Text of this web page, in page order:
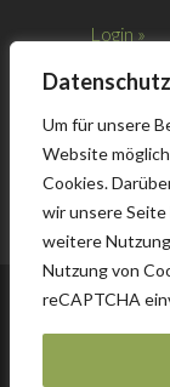
Datenschutz
Um für unsere
Website
Cookies.
wir unsere
weitere
Nutzung von
reCAPTCHA
Login »
© 2026